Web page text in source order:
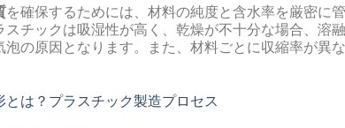
を確保するためには、材料の純度と含水率を厳密に
スチックは吸湿性が高く、乾燥が不十分な場合、溶
泡の原因となります。また、材料ごとに収縮率が異
とは？プラスチック製造プロセス